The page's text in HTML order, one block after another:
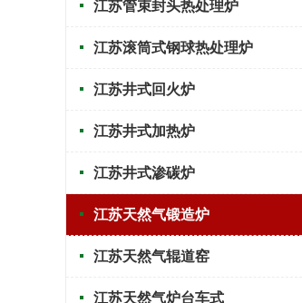
江苏管束封头热处理炉
江苏滚筒式钢球热处理炉
江苏井式回火炉
江苏井式加热炉
江苏井式渗碳炉
江苏天然气锻造炉
江苏天然气辊道窑
江苏天然气炉台车式